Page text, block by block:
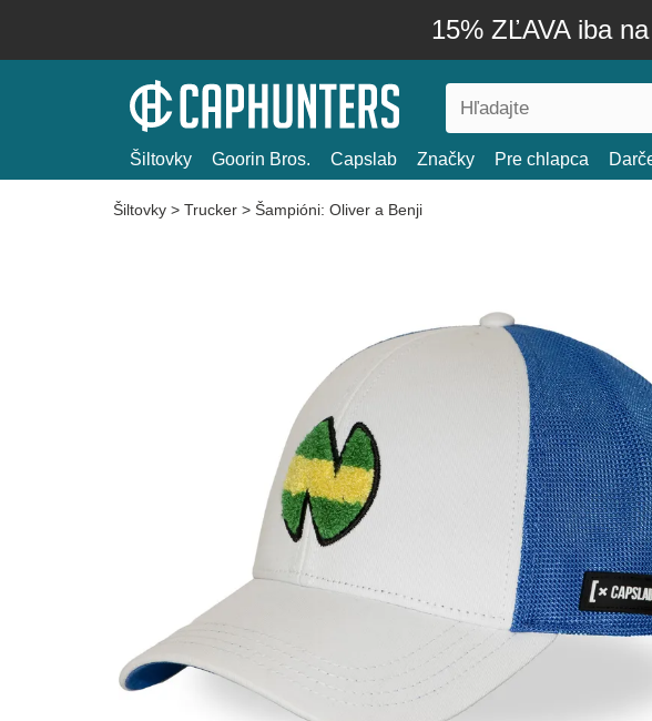
15% ZĽAVA iba
Šiltovky Goorin Bros. Capslab Značky Pre chlapca
Šiltovky > Trucker > Šampióni: Oliver a Benji